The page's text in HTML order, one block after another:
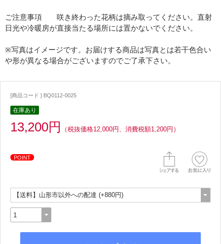
ご注意事項 咲き終わった花柄は摘み取ってください。直射
日光や冷暖房が直接当たる場所には置かないでください。
※写真はイメージです。お届けする商品は写真とは若干色合い
や形が異なる場合がございますのでご了承下さい。
[商品コード ] BQ0112-0025
在庫あり
13,200円 （税抜価格12,000円、消費税額1,200円）
POINT